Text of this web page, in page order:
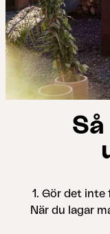
1. Gör det inte
När du lagar